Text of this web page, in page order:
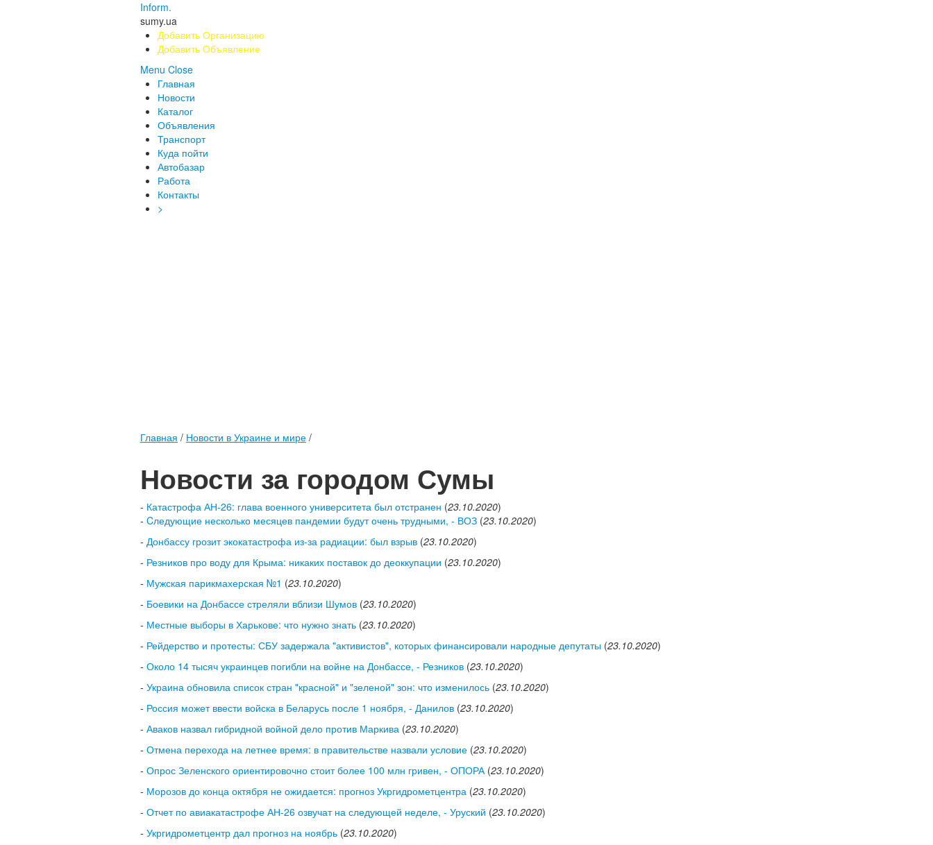
Inform.
sumy.ua
Добавить Организацию
Добавить Объявление
Menu Close
Главная
Новости
Каталог
Объявления
Транспорт
Куда пойти
Автобазар
Работа
Контакты
>
Главная / Новости в Украине и мире /
Новости за городом Сумы
- Катастрофа АН-26: глава военного университета был отстранен (23.10.2020)
- Cледующие несколько месяцев пандемии будут очень трудными, - ВОЗ (23.10.2020)
- Донбассу грозит экокатастрофа из-за радиации: был взрыв (23.10.2020)
- Резников про воду для Крыма: никаких поставок до деоккупации (23.10.2020)
- Мужская парикмахерская №1 (23.10.2020)
- Боевики на Донбассе стреляли вблизи Шумов (23.10.2020)
- Местные выборы в Харькове: что нужно знать (23.10.2020)
- Рейдерство и протесты: СБУ задержала "активистов", которых финансировали народные депутаты (23.10.2020)
- Около 14 тысяч украинцев погибли на войне на Донбассе, - Резников (23.10.2020)
- Украина обновила список стран "красной" и "зеленой" зон: что изменилось (23.10.2020)
- Россия может ввести войска в Беларусь после 1 ноября, - Данилов (23.10.2020)
- Аваков назвал гибридной войной дело против Маркива (23.10.2020)
- Отмена перехода на летнее время: в правительстве назвали условие (23.10.2020)
- Опрос Зеленского ориентировочно стоит более 100 млн гривен, - ОПОРА(23.10.2020)
- Морозов до конца октября не ожидается: прогноз Укргидрометцентра (23.10.2020)
- Отчет по авиакатастрофе АН-26 озвучат на следующей неделе, - Уруский (23.10.2020)
- Укргидрометцентр дал прогноз на ноябрь (23.10.2020)